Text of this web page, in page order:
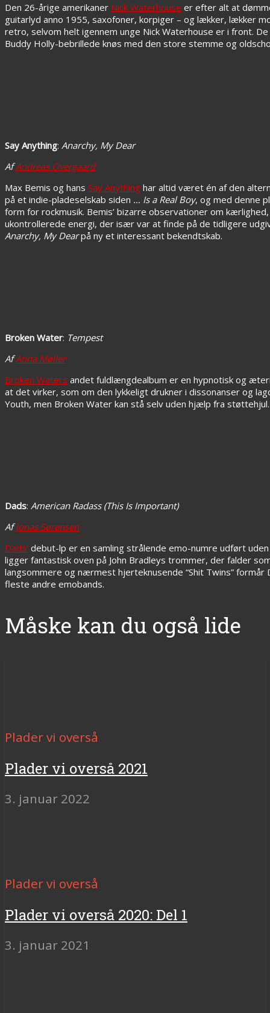
Den 26-årige amerikaner Nick Waterhouse er efter alt at
guitarlyd anno 1955, saxofoner, korpiger – og lækker, lækker
retro, selvom helt igennem unge Nick Waterhouse er i front.
Buddy Holly-bebrillede knøs med den store stemme og
Say Anything: Anarchy, My Dear
AfAndreas Overgaard
Max Bemis og hans Say Anything har altid været én af den
på et indie-pladeselskab siden … Is a Real Boy, og med denne
form for rockmusik. Bemis’ bizarre observationer om
ukontrollerede energi, der især var at finde på de tidligere
Anarchy, My Dearpå ny et interessant bekendtskab.
Broken Water: Tempest
AfAnna Møller
Broken Waters andet fuldlængdealbum er en hypnotisk og
at det virker, som om den lykkeligt drukner i dissonanser og
Youth, men Broken Water kan stå selv uden hjælp fra støttehjul.
Dads: American Radass (This Is Important)
AfJonas Sørensen
Dads’ debut-lp er en samling strålende emo-numre udført
ligger fantastisk oven på John Bradleys trommer, der falder
langsommere og nærmest hjerteknusende “Shit Twins”
fleste andre emobands.
Måske kan du også lide
Plader vi overså
Plader vi overså 2021
3. januar 2022
Plader vi overså
Plader vi overså 2020: Del 1
3. januar 2021